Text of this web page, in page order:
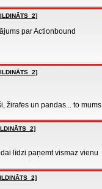
par Actionbound
žirafes un pandas... to mums
līdzi paņemt vismaz vienu